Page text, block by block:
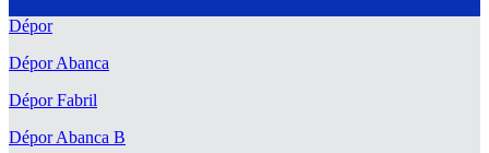
Dépor
Dépor Abanca
Dépor Fabril
Dépor Abanca B